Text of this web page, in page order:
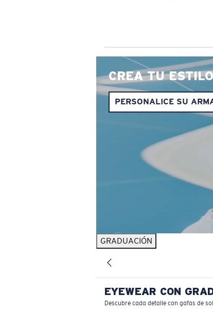
CREA TU
PERSONALICE SU
GRADUACIÓN
EYEWEAR CON
Descubre cada detalle con gafas de